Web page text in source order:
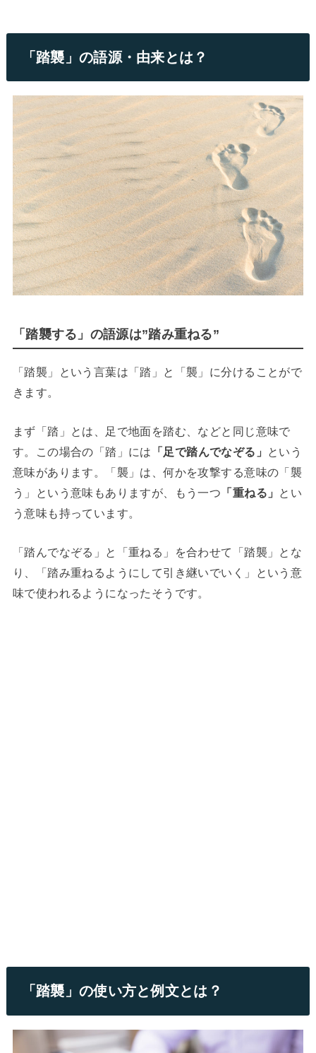
「踏襲」の語源・由来とは？
「踏襲する」の語源は”踏み重ねる”
「踏襲」という言葉は「踏」と「襲」に分けることがで
きます。
まず「踏」とは、足で地面を踏む、などと同じ意味で
す。この場合の「踏」には
「足で踏んでなぞる」
という
意味があります。「襲」は、何かを攻撃する意味の「襲
う」という意味もありますが、もう一つ 「重ねる」 とい
う意味も持っています。
「踏んでなぞる」と「重ねる」を合わせて「踏襲」とな
り、「踏み重ねるようにして引き継いでいく」という意
味で使われるようになったそうです。
「踏襲」の使い方と例文とは？